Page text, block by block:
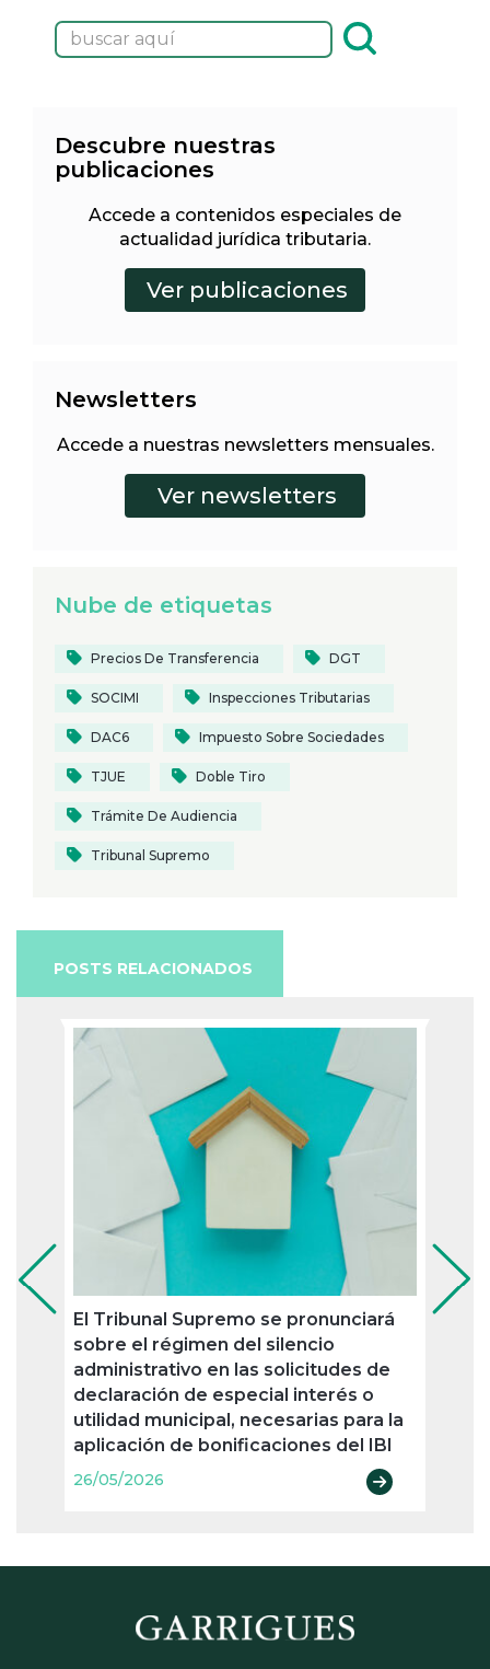
Descubre nuestras
publicaciones
Accede a contenidos especiales de
actualidad jurídica tributaria.
Newsletters
Accede a nuestras newsletters mensuales.
Nube de etiquetas
Precios De Transferencia DGT
SOCIMI Inspecciones Tributarias
DAC6 Impuesto Sobre Sociedades
TJUE Doble Tiro
Trámite De Audiencia
Tribunal Supremo
POSTS RELACIONADOS
El Tribunal Supremo se pronunciará
sobre el régimen del silencio
administrativo en las solicitudes de
declaración de especial interés o
utilidad municipal, necesarias para la
aplicación de bonificaciones del IBI
26/05/2026